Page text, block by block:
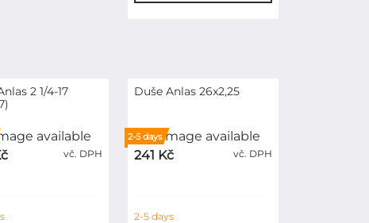
2 1/4-17
vč. DPH
Duše Anlas 26x2,25
2-5 days
241 Kč vč. DPH
2-5 days